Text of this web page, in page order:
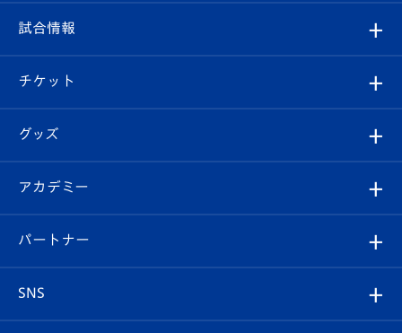
クラブ
試合情報
チケット
イベント
メディア
ホームタウン
クラブ概要
エンブレム紹介
スタッフプロフィール
マスコット紹介
観戦ルール
はじめての観戦ガイド
Revive Team
ヴィヴィくんの長崎おもてなしガイド
試合情報
試合日程/結果
フォトギャラリー
スタジアムグルメ
チケット
チケット
V-LOVERS（ファンクラブ）
プレイヤーズスイート
グッズ
オンラインショップ
店舗情報
アカデミー
育成からのお知らせ
U-18
パートナー
SNS